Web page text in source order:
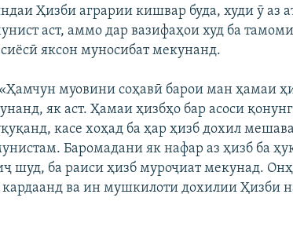
Ҳизби аграрии кишвар буда, худи ӯ аз
аст, аммо дар вазифаҳои худ ба тамоми
яксон муносибат мекунанд.
муовини соҳавӣ барои ман ҳамаи
як аст. Ҳамаи ҳизбҳо бар асоси
касе хоҳад ба ҳар ҳизб дохил
Баромадани як нафар аз ҳизб ба
шуд, ба раиси ҳизб муроҷиат мекунад.
ва ин мушкилоти дохилии Ҳизби